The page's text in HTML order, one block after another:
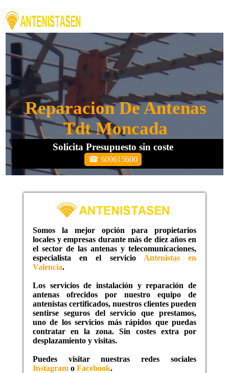
Reparacion De Antenas
Tdt Moncada
Solicita Presupuesto sin coste
☎ 600615600
Somos la mejor opción para propietarios
locales y empresas durante más de diez años en
el sector de las antenas y telecomunicaciones,
especialista en el servicio Antenistas en
Valencia.
Los servicios de instalación y reparación de
antenas ofrecidos por nuestro equipo de
antenistas certificados, nuestros clientes pueden
sentirse seguros del servicio que prestamos,
uno de los servicios más rápidos que puedas
contratar en la zona. Sin costes extra por
desplazamiento y visitas.
Puedes visitar nuestras redes sociales
Instagramo Facebook.